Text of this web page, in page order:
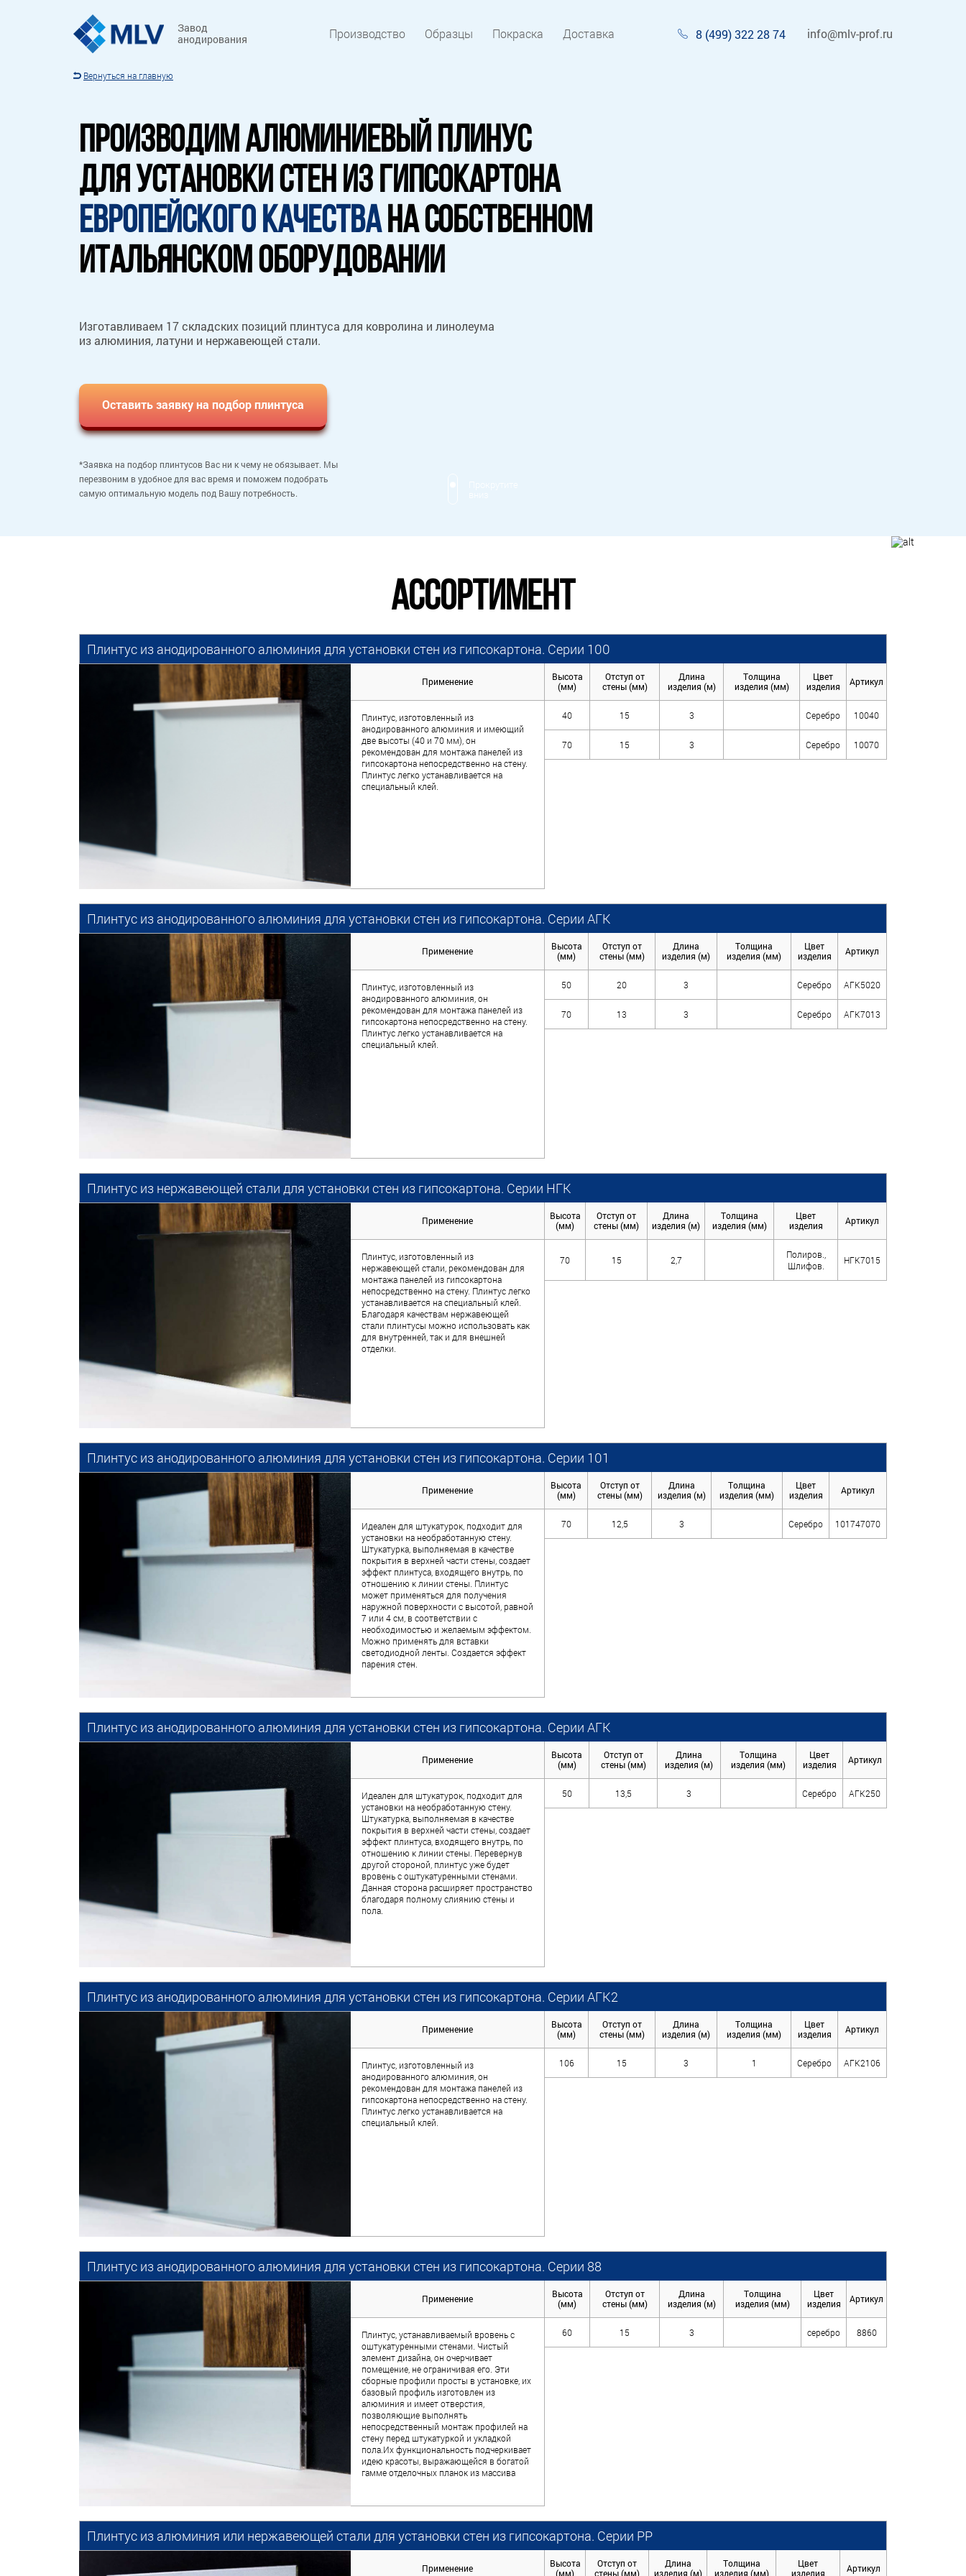
Завод
анодирования
Производство Образцы Покраска Доставка 8 (499) 322 28 74 info@mlv-prof.ru
Вернуться на главную
ПРОИЗВОДИМ АЛЮМИНИЕВЫЙ ПЛИНУС
ДЛЯ УСТАНОВКИ СТЕН ИЗ ГИПСОКАРТОНА
ЕВРОПЕЙСКОГО КАЧЕСТВАНА СОБСТВЕННОМ
ИТАЛЬЯНСКОМ ОБОРУДОВАНИИ
Изготавливаем 17 складских позиций плинтуса для ковролина и линолеума
из алюминия, латуни и нержавеющей стали.
Оставить заявку на подбор плинтуса
*Заявка на подбор плинтусов Вас ни к чему не обязывает. Мы
перезвоним в удобное для вас время и поможем подобрать
самую оптимальную модель под Вашу потребность.
АССОРТИМЕНТ
Плинтус из анодированного алюминия для установки стен из гипсокартона. Серии 100
Применение
Плинтус, изготовленный из
анодированного алюминия и имеющий
две высоты (40 и 70 мм), он
рекомендован для монтажа панелей из
гипсокартона непосредственно на стену.
Плинтус легко устанавливается на
специальный клей.
Высота
(мм)
Отступ от
стены (мм)
Длина
изделия (м)
Толщина
изделия (мм)
Цвет
изделия
Артикул
40 15 3 Серебро 10040
70 15 3 Серебро 10070
Плинтус из анодированного алюминия для установки стен из гипсокартона. Серии АГК
Применение
Плинтус, изготовленный из
анодированного алюминия, он
рекомендован для монтажа панелей из
гипсокартона непосредственно на стену.
Плинтус легко устанавливается на
специальный клей.
Высота
(мм)
Отступ от
стены (мм)
Длина
изделия (м)
Толщина
изделия (мм)
Цвет
изделия
Артикул
50 20 3 Серебро АГК5020
70 13 3 Серебро АГК7013
Плинтус из нержавеющей стали для установки стен из гипсокартона. Серии НГК
Применение
Плинтус, изготовленный из
нержавеющей стали, рекомендован для
монтажа панелей из гипсокартона
непосредственно на стену. Плинтус легко
устанавливается на специальный клей.
Благодаря качествам нержавеющей
стали плинтусы можно использовать как
для внутренней, так и для внешней
отделки.
Высота
(мм)
Отступ от
стены (мм)
Длина
изделия (м)
Толщина
изделия (мм)
Цвет
изделия
Артикул
70 15 2,7
Полиров.,
Шлифов.
НГК7015
Плинтус из анодированного алюминия для установки стен из гипсокартона. Серии 101
Применение
Идеален для штукатурок, подходит для
установки на необработанную стену.
Штукатурка, выполняемая в качестве
покрытия в верхней части стены, создает
эффект плинтуса, входящего внутрь, по
отношению к линии стены. Плинтус
может применяться для получения
наружной поверхности с высотой, равной
7 или 4 см, в соответствии с
необходимостью и желаемым эффектом.
Можно применять для вставки
светодиодной ленты. Создается эффект
парения стен.
Высота
(мм)
Отступ от
стены (мм)
Длина
изделия (м)
Толщина
изделия (мм)
Цвет
изделия
Артикул
70 12,5 3 Серебро 101747070
Плинтус из анодированного алюминия для установки стен из гипсокартона. Серии АГК
Применение
Идеален для штукатурок, подходит для
установки на необработанную стену.
Штукатурка, выполняемая в качестве
покрытия в верхней части стены, создает
эффект плинтуса, входящего внутрь, по
отношению к линии стены. Перевернув
другой стороной, плинтус уже будет
вровень с оштукатуренными стенами.
Данная сторона расширяет пространство
благодаря полному слиянию стены и
пола.
Высота
(мм)
Отступ от
стены (мм)
Длина
изделия (м)
Толщина
изделия (мм)
Цвет
изделия
Артикул
50 13,5 3 Серебро АГК250
Плинтус из анодированного алюминия для установки стен из гипсокартона. Серии АГК2
Применение
Плинтус, изготовленный из
анодированного алюминия, он
рекомендован для монтажа панелей из
гипсокартона непосредственно на стену.
Плинтус легко устанавливается на
специальный клей.
Высота
(мм)
Отступ от
стены (мм)
Длина
изделия (м)
Толщина
изделия (мм)
Цвет
изделия
Артикул
106 15 3 1 Серебро АГК2106
Плинтус из анодированного алюминия для установки стен из гипсокартона. Серии 88
Применение
Плинтус, устанавливаемый вровень с
оштукатуренными стенами. Чистый
элемент дизайна, он очерчивает
помещение, не ограничивая его. Эти
сборные профили просты в установке, их
базовый профиль изготовлен из
алюминия и имеет отверстия,
позволяющие выполнять
непосредственный монтаж профилей на
стену перед штукатуркой и укладкой
пола.Их функциональность подчеркивает
идею красоты, выражающейся в богатой
гамме отделочных планок из массива
Высота
(мм)
Отступ от
стены (мм)
Длина
изделия (м)
Толщина
изделия (мм)
Цвет
изделия
Артикул
60 15 3 серебро 8860
Плинтус из алюминия или нержавеющей стали для установки стен из гипсокартона. Серии РР
Применение
Высота
(мм)
Отступ от
стены (мм)
Длина
изделия (м)
Толщина
изделия (мм)
Цвет
изделия
Артикул